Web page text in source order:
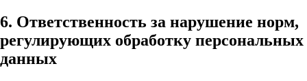
6. Ответственность за нарушение норм,
регулирующих обработку персональных
данных